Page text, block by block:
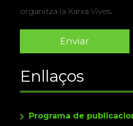
organitza la Xarxa Vives.
Enllaços
Programa de